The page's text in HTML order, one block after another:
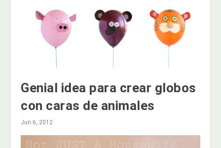
Genial idea para crear globos
con caras de animales
Jun 6, 2012